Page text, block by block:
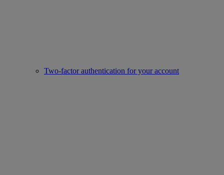
Two-factor authentication for your account